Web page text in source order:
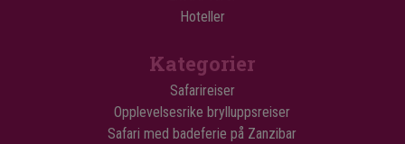
Hoteller
Kategorier
Safarireiser
Opplevelsesrike brylluppsreiser
Safari med badeferie på Zanzibar